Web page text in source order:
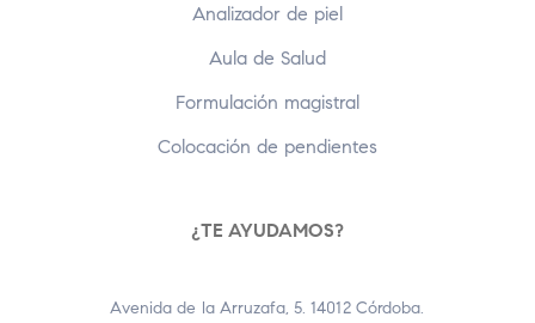
Analizador de piel
Aula de Salud
Formulación magistral
Colocación de pendientes
¿TE AYUDAMOS?
Avenida de la Arruzafa, 5. 14012 Córdoba.